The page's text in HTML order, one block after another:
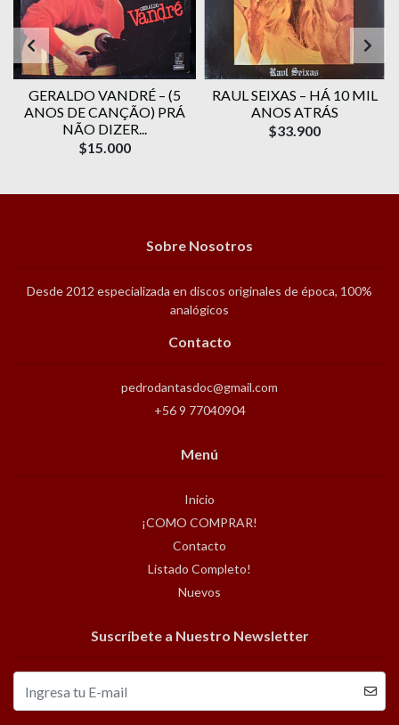
GERALDO VANDRÉ ‎– (5
ANOS DE CANÇÃO) PRÁ
NÃO DIZER...
$15.000
RAUL SEIXAS – HÁ 10 MIL
ANOS ATRÁS
$33.900
Sobre Nosotros
Desde 2012 especializada en discos originales de época, 100%
analógicos
Contacto
pedrodantasdoc@gmail.com
+56 9 77040904
Menú
Inicio
¡COMO COMPRAR!
Contacto
Listado Completo!
Nuevos
Suscríbete a Nuestro Newsletter